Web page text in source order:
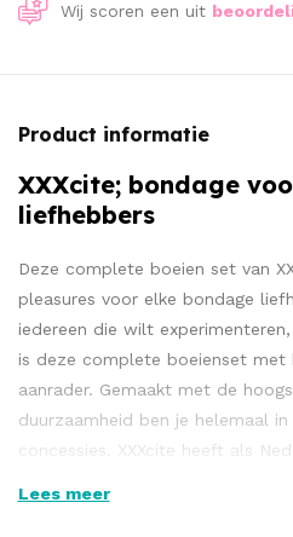
Wij scoren een uit
Product informatie
XXXcite; bondage
liefhebbers
Deze complete boeien set van
pleasures voor elke bondage
iedereen die wilt
is deze complete boeienset met
aanrader. Gemaakt met de
duurzaamheid ben je helemaal
concessies. XXXcite heeft als
Lees meer